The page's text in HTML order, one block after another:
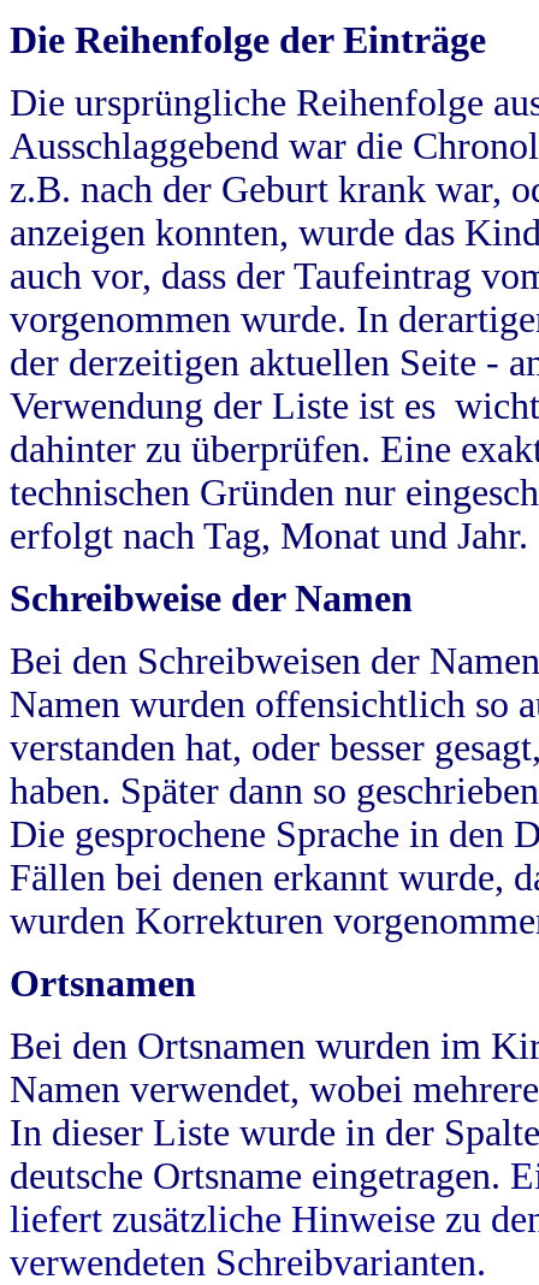
Die Reihenfolge der Einträge
Die ursprüngliche Reihenfolge
Ausschlaggebend war die
z.B. nach der Geburt krank war,
anzeigen konnten, wurde das
auch vor, dass der Taufeintrag
vorgenommen wurde. In
der derzeitigen aktuellen Seite -
Verwendung der Liste ist es
dahinter zu überprüfen. Eine
technischen Gründen nur
erfolgt nach Tag, Monat und Jahr.
Schreibweise der Namen
Bei den Schreibweisen der
Namen wurden offensichtlich so
verstanden hat, oder besser
haben. Später dann so
Die gesprochene Sprache in
Fällen bei denen erkannt wurde,
wurden Korrekturen
Ortsnamen
Bei den Ortsnamen wurden im
Namen verwendet, wobei
In dieser Liste wurde in der
deutsche Ortsname eingetragen.
liefert zusätzliche Hinweise zu
verwendeten Schreibvarianten.